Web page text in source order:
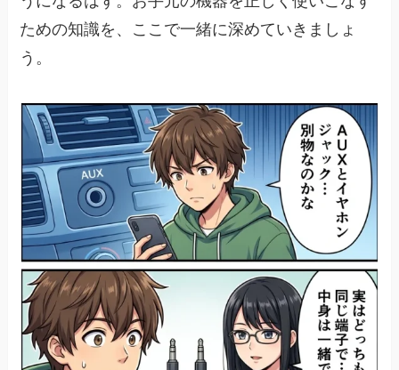
ための知識を、ここで一緒に深めていきましょ
う。